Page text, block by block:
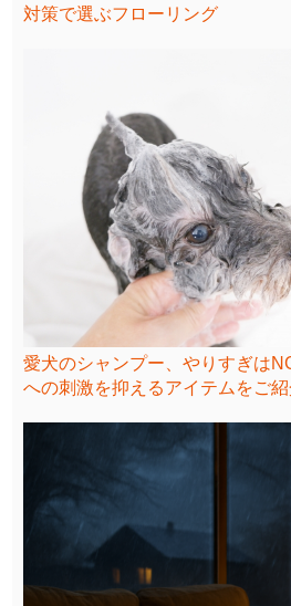
対策で選ぶフローリング
愛犬のシャンプー、やりすぎは
への刺激を抑えるアイテムをご紹